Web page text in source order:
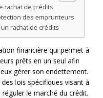
rachat de crédits
des emprunteurs
rachat de crédits
financière qui permet à
prêts en un seul afin
gérer son endettement.
lois spécifiques visant à
le marché du crédit.